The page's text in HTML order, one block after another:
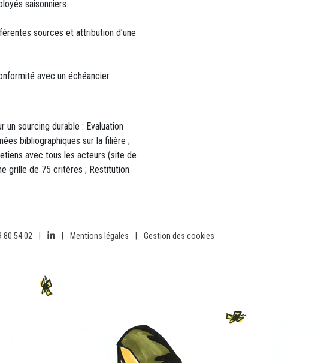
saisonniers.
sources et attribution d’une
avec un échéancier.
sourcing durable : Evaluation
bibliographiques sur la filière ;
avec tous les acteurs (site de
grille de 75 critères ; Restitution
80 54 02 Mentions légales Gestion des cookies